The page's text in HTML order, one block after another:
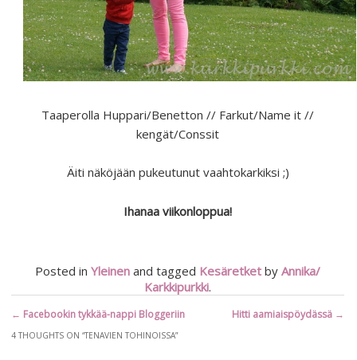
Taaperolla Huppari/Benetton // Farkut/Name it //
kengät/Conssit
Äiti näköjään pukeutunut vaahtokarkiksi ;)
Ihanaa viikonloppua!
Posted inYleinen and tagged Kesäretket byAnnika/
Karkkipurkki.
Artikkelien
selaus
← Facebookin tykkää-nappi Bloggeriin Hitti aamiaispöydässä →
4 THOUGHTS ON “TENAVIEN TOHINOISSA”